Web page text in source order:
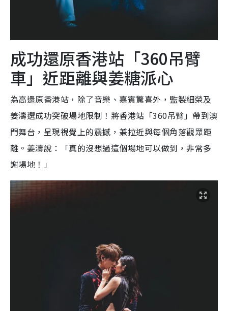
成功還原香港站「360吊臂
車」近距離與姜糖派心
為高還原香港站，除了音樂、嘉賓驚喜外，監製細榮及
姜濤選成功突破場地限制！將香港站「360吊臂」帶到澳
門舞台，呈現視覺上的震撼，兼拉近與每個角落觀眾距
離。姜濤說：「真的沒想過這個場地可以做到，非常多
謝場地！」